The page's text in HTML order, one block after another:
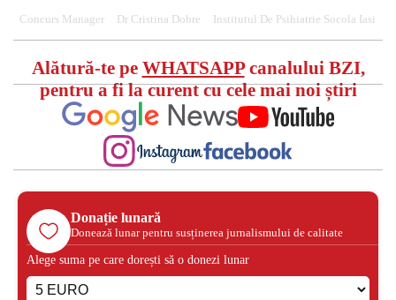
Concurs Manager Dr Cristina Dobre Institutul De Psihiatrie Socola Iasi
Alătură-te pe WHATSAPPcanalului BZI,
pentru a fi la curent cu cele mai noi știri
Donație lunară
Donează lunar pentru susținerea jurnalismului de calitate
Alege suma pe care dorești să o donezi lunar